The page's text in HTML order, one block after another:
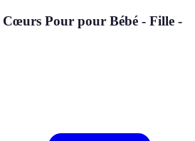
Cœurs Pour pour Bébé - Fille -